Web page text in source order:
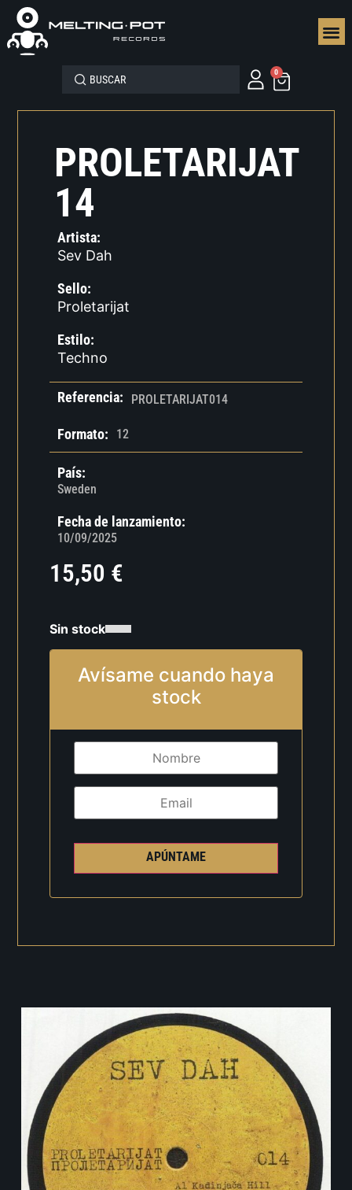
0
PROLETARIJAT
14
Artista:
Sev Dah
Sello:
Proletarijat
Estilo:
Techno
Referencia: PROLETARIJAT014
Formato: 12
País:
Sweden
Fecha de lanzamiento:
10/09/2025
15,50 €
Sin stock
Avísame cuando haya
stock
APÚNTAME